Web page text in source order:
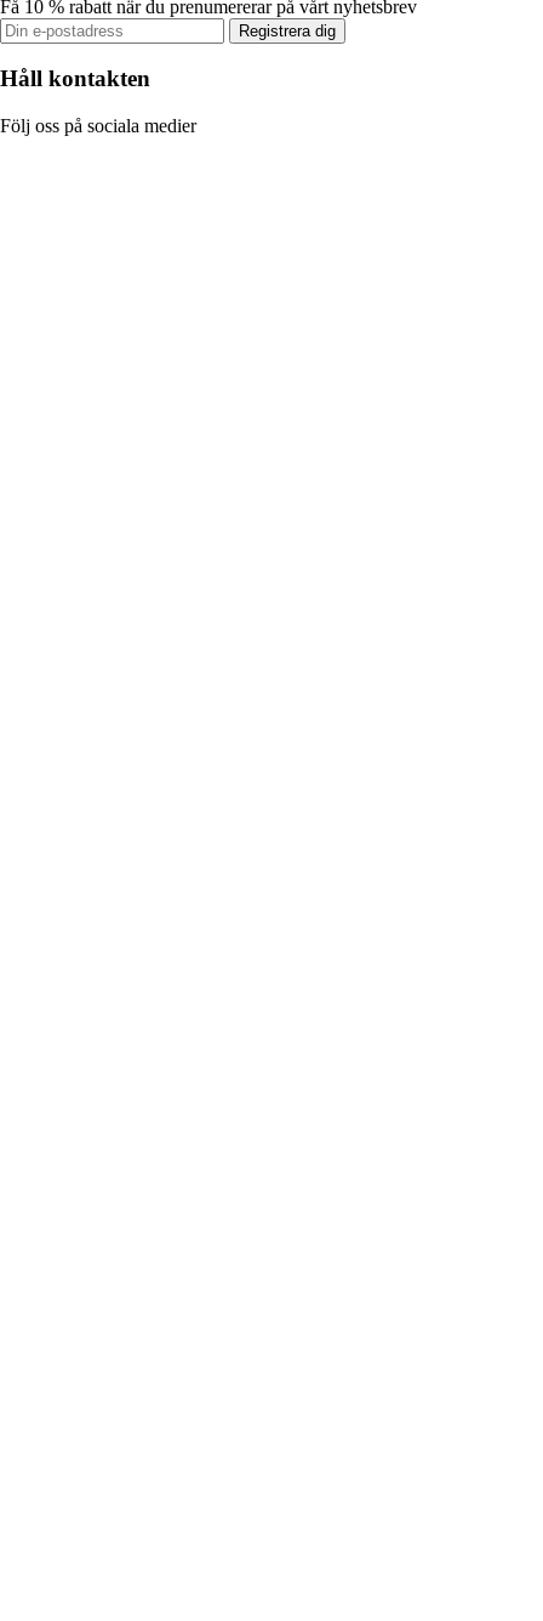
Få 10 % rabatt när du prenumererar på vårt nyhetsbrev
Registrera dig
Håll kontakten
Följ oss på sociala medier